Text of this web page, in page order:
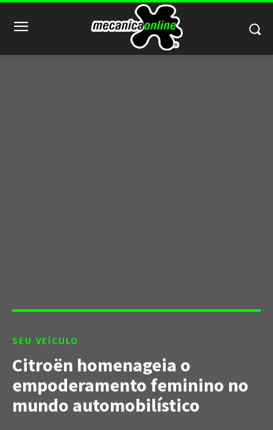
SEU VEÍCULO
Citroën homenageia o
empoderamento feminino no
mundo automobilístico